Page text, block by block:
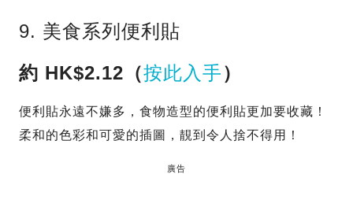
9. 美食系列便利貼
約 HK$2.12（按此入手）
便利貼永遠不嫌多，食物造型的便利貼更加要收藏！
柔和的色彩和可愛的插圖，靚到令人捨不得用！
廣告